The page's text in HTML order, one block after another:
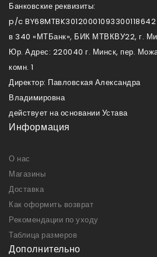
Банковские реквизиты:
p/c BY68MTBK30120001093300118642
в 340 «МТБанк», БИК МТВКВУ22, г.
Юр. Адрес: 220040 г. Минск, пер.
комн. 1
Директор: Павловская Александра
Владимировна
действует на основании Устава
Информация
О нас
Магазины
Доставка
Как оформить возврат
Рекомендации по уходу
Таблица размеров
Дополнительно